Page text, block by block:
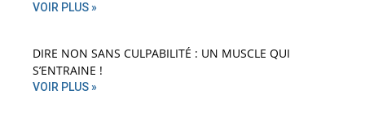
VOIR PLUS »
DIRE NON SANS CULPABILITÉ : UN MUSCLE QUI
S’ENTRAINE !
VOIR PLUS »